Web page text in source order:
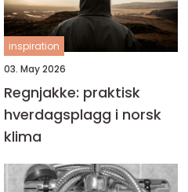
inspiration
03. May 2026
Regnjakke: praktisk
hverdagsplagg i norsk
klima